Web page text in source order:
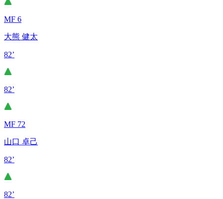
MF 6
大熊 健太
82’
82’
MF 72
山口 卓己
82’
82’